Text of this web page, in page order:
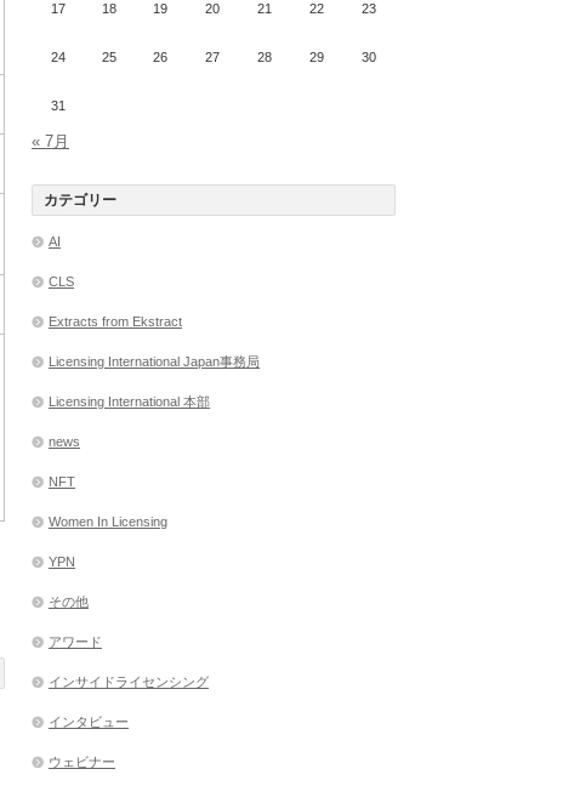
17 18 19 20 21 22 23
24 25 26 27 28 29 30
31
« 7月
カテゴリー
AI
CLS
Extracts from Ekstract
Licensing International Japan事務局
Licensing International 本部
news
NFT
Women In Licensing
YPN
その他
アワード
インサイドライセンシング
インタビュー
ウェビナー